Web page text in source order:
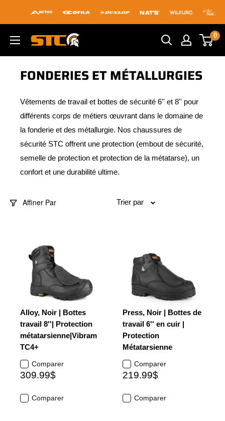
contenu
STC
Footwear
0
FONDERIES ET MÉTALLURGIES
Vêtements de travail et bottes de sécurité 6'' et 8'' pour
différents corps de métiers œuvrant dans le domaine de
la fonderie et des métallurgie. Nos chaussures de
sécurité STC offrent une protection (embout de sécurité,
semelle de protection et protection de la métatarse), un
confort et une durabilité ultime.
Affiner Par Trier par
Alloy, Noir | Bottes
travail 8''| Protection
métatarsienne|Vibram
TC4+
Comparer
309.99$
Comparer
Press, Noir | Bottes de
travail 6'' en cuir |
Protection
Métatarsienne
Comparer
219.99$
Comparer